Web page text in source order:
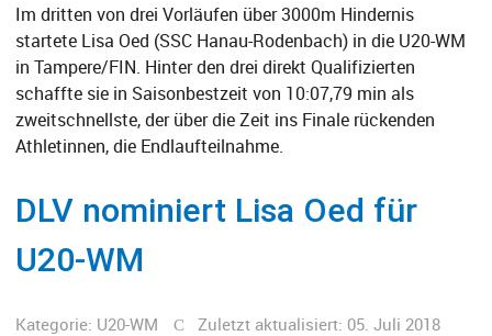
Im dritten von drei Vorläufen über 3000m Hindernis
startete Lisa Oed (SSC Hanau-Rodenbach) in die U20-WM
in Tampere/FIN. Hinter den drei direkt Qualifizierten
schaffte sie in Saisonbestzeit von 10:07,79 min als
zweitschnellste, der über die Zeit ins Finale rückenden
Athletinnen, die Endlaufteilnahme.
DLV nominiert Lisa Oed für
U20-WM
Kategorie: U20-WM
Zuletzt aktualisiert: 05. Juli 2018